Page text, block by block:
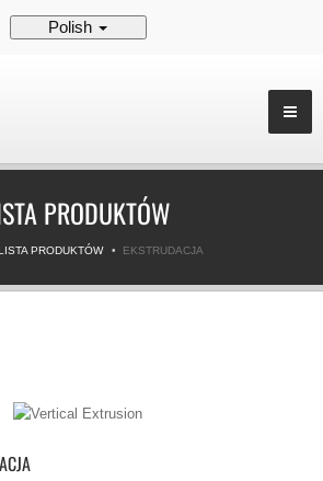
Polish
PRODUKTÓW
PRODUKTÓW EKSTRUDACJA